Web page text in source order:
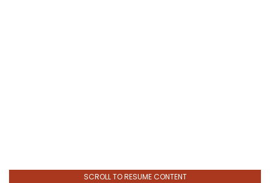
SCROLL TO RESUME CONTENT